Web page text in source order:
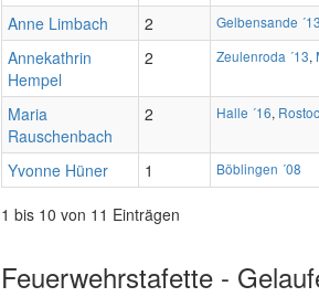
Anne Limbach 2 Gelbensande
Annekathrin
Hempel
2 Zeulenroda ´13,
Maria
Rauschenbach
2 Halle ´16,
Yvonne Hüner 1 Böblingen ´08
1 bis 10 von 11 Einträgen
Feuerwehrstafette -